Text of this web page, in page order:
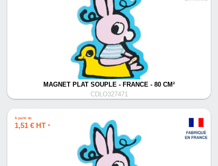
MAGNET PLAT SOUPLE - FRANCE - 80 CM²
CDLO327471
À partir de
1,51 € HT *